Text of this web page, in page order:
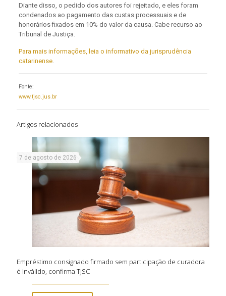
Diante disso, o pedido dos autores foi rejeitado, e eles foram
condenados ao pagamento das custas processuais e de
honorários fixados em 10% do valor da causa. Cabe recurso ao
Tribunal de Justiça.
Para mais informações, leia o informativo da jurisprudência
catarinense.
Fonte:
www.tjsc.jus.br
Artigos relacionados
7 de agosto de 2026
Empréstimo consignado firmado sem participação de curadora
é inválido, confirma TJSC